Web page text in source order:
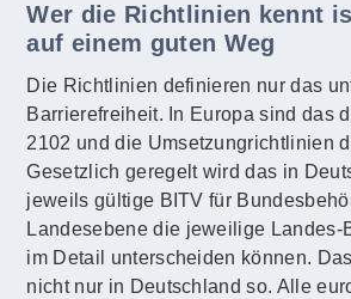
Wer die Richtlinien kennt
auf einem guten Weg
Die Richtlinien definieren nur das
Barrierefreiheit. In Europa sind das
2102 und die Umsetzungrichtlinien
Gesetzlich geregelt wird das in
jeweils gültige BITV für
Landesebene die jeweilige Landes-
im Detail unterscheiden können.
nicht nur in Deutschland so. Alle